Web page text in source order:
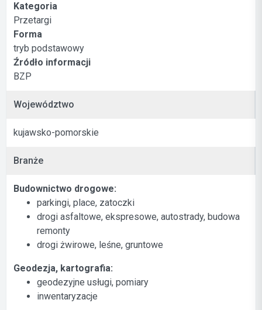
Kategoria
Przetargi
Forma
tryb podstawowy
Źródło informacji
BZP
Województwo
kujawsko-pomorskie
Branże
Budownictwo drogowe:
parkingi, place, zatoczki
drogi asfaltowe, ekspresowe, autostrady, budowa
remonty
drogi żwirowe, leśne, gruntowe
Geodezja, kartografia:
geodezyjne usługi, pomiary
inwentaryzacje